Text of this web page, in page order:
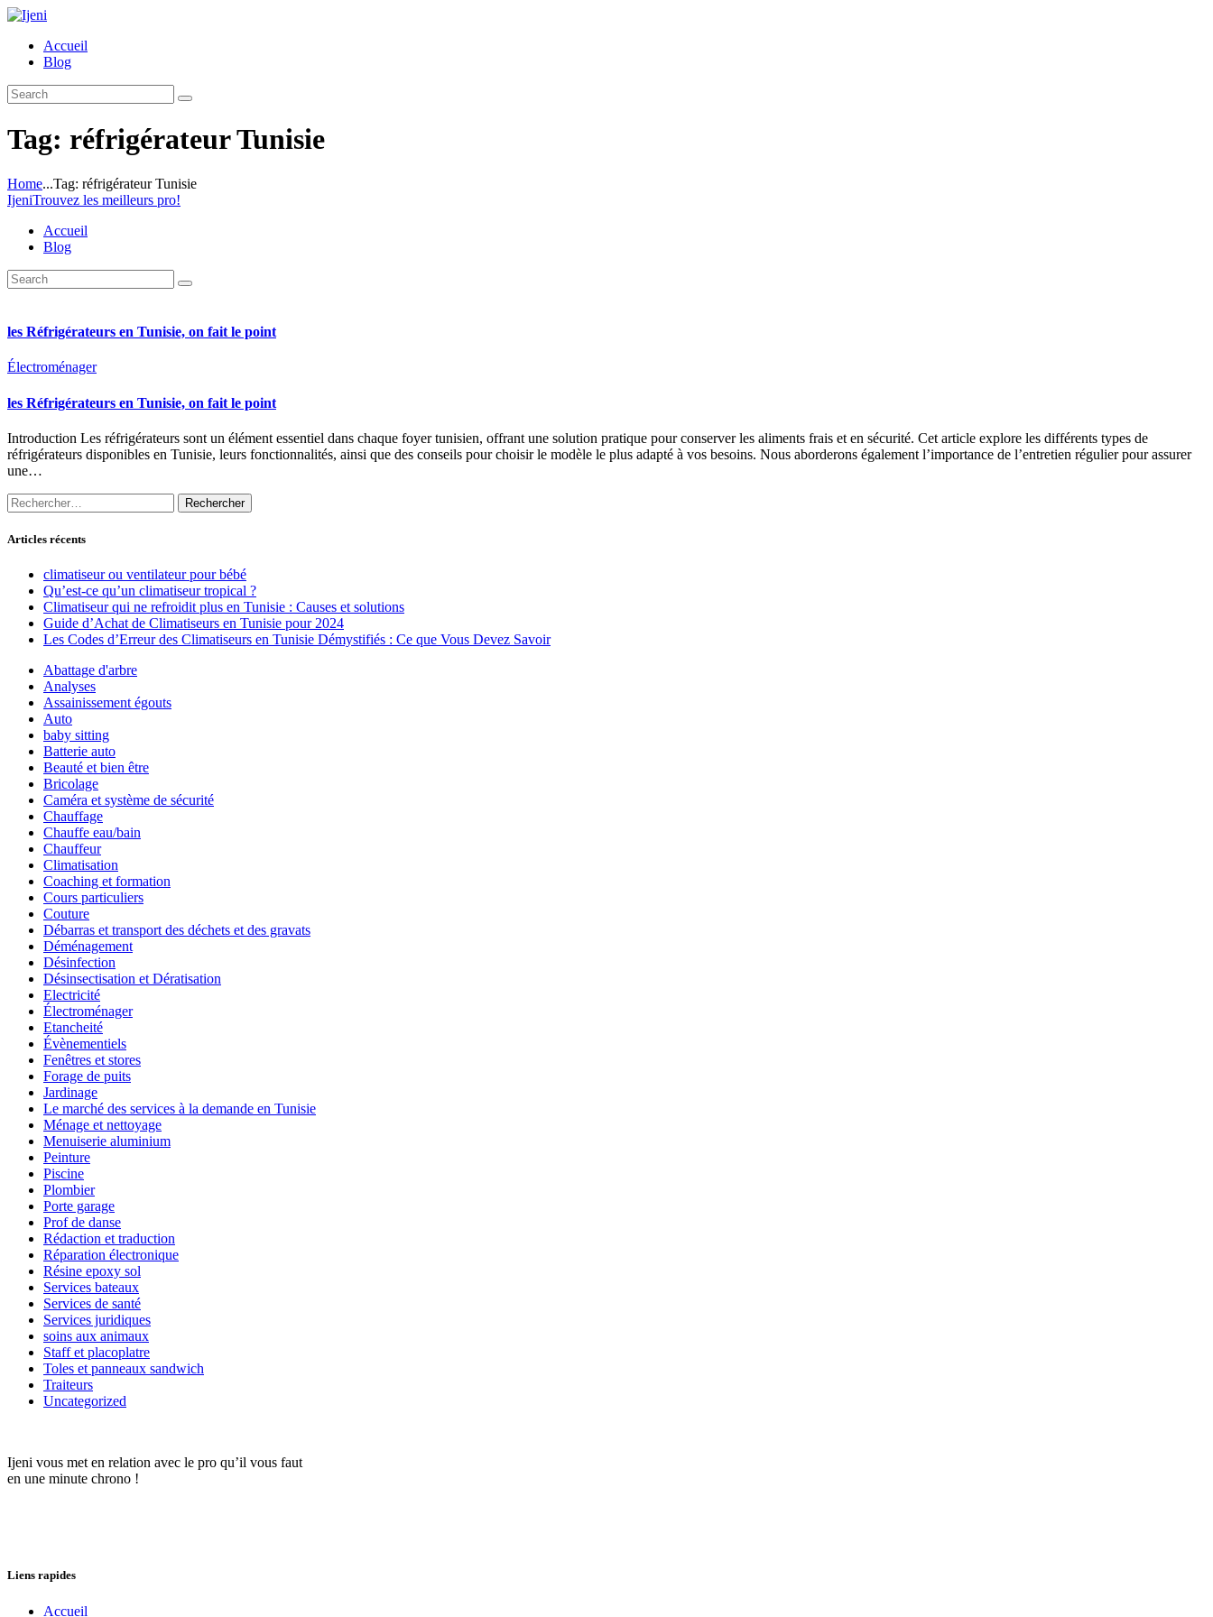
Accueil
Blog
Tag: réfrigérateur Tunisie
Home...Tag: réfrigérateur Tunisie
IjeniTrouvez les meilleurs pro!
Accueil
Blog
les Réfrigérateurs en Tunisie, on fait le point
Électroménager
les Réfrigérateurs en Tunisie, on fait le point
Introduction Les réfrigérateurs sont un élément essentiel dans chaque foyer tunisien, offrant une solution pratique pour conserver les aliments frais et en sécurité. Cet article explore les différents types de
réfrigérateurs disponibles en Tunisie, leurs fonctionnalités, ainsi que des conseils pour choisir le modèle le plus adapté à vos besoins. Nous aborderons également l’importance de l’entretien régulier pour assurer
une…
Rechercher :
Articles récents
climatiseur ou ventilateur pour bébé
Qu’est-ce qu’un climatiseur tropical ?
Climatiseur qui ne refroidit plus en Tunisie : Causes et solutions
Guide d’Achat de Climatiseurs en Tunisie pour 2024
Les Codes d’Erreur des Climatiseurs en Tunisie Démystifiés : Ce que Vous Devez Savoir
Abattage d'arbre
Analyses
Assainissement égouts
Auto
baby sitting
Batterie auto
Beauté et bien être
Bricolage
Caméra et système de sécurité
Chauffage
Chauffe eau/bain
Chauffeur
Climatisation
Coaching et formation
Cours particuliers
Couture
Débarras et transport des déchets et des gravats
Déménagement
Désinfection
Désinsectisation et Dératisation
Electricité
Électroménager
Etancheité
Évènementiels
Fenêtres et stores
Forage de puits
Jardinage
Le marché des services à la demande en Tunisie
Ménage et nettoyage
Menuiserie aluminium
Peinture
Piscine
Plombier
Porte garage
Prof de danse
Rédaction et traduction
Réparation électronique
Résine epoxy sol
Services bateaux
Services de santé
Services juridiques
soins aux animaux
Staff et placoplatre
Toles et panneaux sandwich
Traiteurs
Uncategorized
Ijeni vous met en relation avec le pro qu’il vous faut
en une minute chrono !
Liens rapides
Accueil